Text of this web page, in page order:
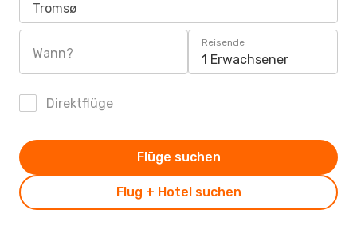
Tromsø
Wann?
Reisende
1 Erwachsener
Direktflüge
Flug + Hotel suchen
Flüge suchen